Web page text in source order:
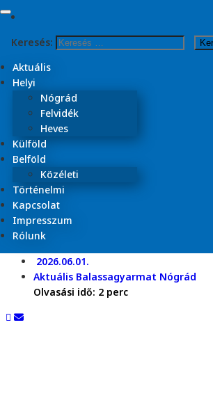
Skip to content
Keresés:
Aktuális
Helyi
Nógrád
Felvidék
Heves
Külföld
Belföld
Közéleti
Történelmi
Kapcsolat
Impresszum
Rólunk
Kezdőlap
2026
június
Kilépéséről
az ellenzék
Gábort a
testületben
2026.06.01.
Aktuális Balassagyarmat Nógrád
Olvasási idő: 2 perc